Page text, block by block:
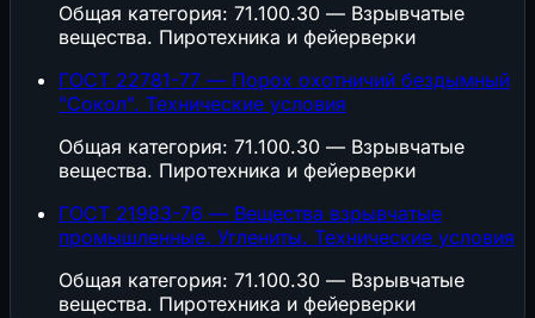
Общая категория: 71.100.30 — Взрывчатые
вещества. Пиротехника и фейерверки
ГОСТ 22781-77 — Порох охотничий бездымный
"Сокол". Технические условия
Общая категория: 71.100.30 — Взрывчатые
вещества. Пиротехника и фейерверки
ГОСТ 21983-76 — Вещества взрывчатые
промышленные. Углениты. Технические условия
Общая категория: 71.100.30 — Взрывчатые
вещества. Пиротехника и фейерверки